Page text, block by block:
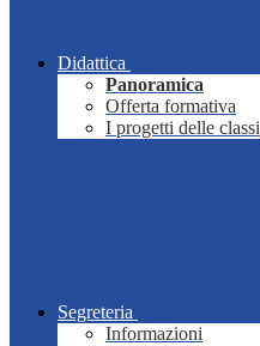
Didattica
Panoramica
Offerta formativa
I progetti delle classi
Segreteria
Informazioni